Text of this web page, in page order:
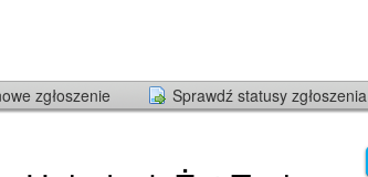
zgłoszenie Sprawdź statusy zgłoszenia